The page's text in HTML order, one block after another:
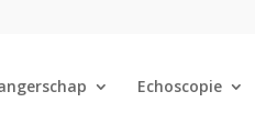
Echoscopie